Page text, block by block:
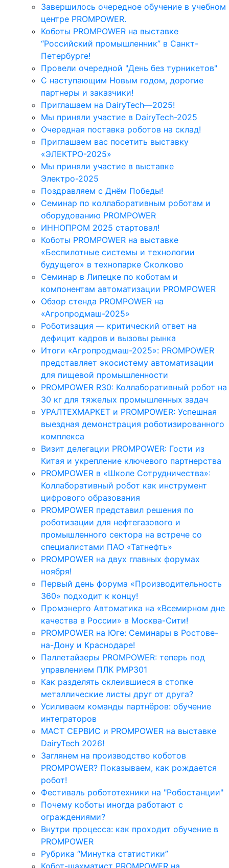
Завершилось очередное обучение в учебном
центре PROMPOWER.
Коботы PROMPOWER на выставке
“Российский промышленник” в Санкт-
Петербурге!
Провели очередной "День без турникетов"
С наступающим Новым годом, дорогие
партнеры и заказчики!
Приглашаем на DairyTech—2025!
Мы приняли участие в DairyTech-2025
Очередная поставка роботов на склад!
Приглашаем вас посетить выставку
«ЭЛЕКТРО-2025»
Мы приняли участие в выставке
Электро-2025
Поздравляем с Днём Победы!
Семинар по коллаборативным роботам и
оборудованию PROMPOWER
ИННОПРОМ 2025 стартовал!
Коботы PROMPOWER на выставке
«Беспилотные системы и технологии
будущего» в технопарке Сколково
Семинар в Липецке по коботам и
компонентам автоматизации PROMPOWER
Обзор стенда PROMPOWER на
«Агропродмаш-2025»
Роботизация — критический ответ на
дефицит кадров и вызовы рынка
Итоги «Агропродмаш-2025»: PROMPOWER
представляет экосистему автоматизации
для пищевой промышленности
PROMPOWER R30: Коллаборативный робот на
30 кг для тяжелых промышленных задач
УРАЛТЕХМАРКЕТ и PROMPOWER: Успешная
выездная демонстрация роботизированного
комплекса
Визит делегации PROMPOWER: Гости из
Китая и укрепление ключевого партнерства
PROMPOWER в «Школе Сотрудничества»:
Коллаборативный робот как инструмент
цифрового образования
PROMPOWER представил решения по
роботизации для нефтегазового и
промышленного сектора на встрече со
специалистами ПАО «Татнефть»
PROMPOWER на двух главных форумах
ноября!
Первый день форума «Производительность
360» подходит к концу!
Промэнерго Автоматика на «Всемирном дне
качества в России» в Москва-Сити!
PROMPOWER на Юге: Семинары в Ростове-
на-Дону и Краснодаре!
Паллетайзеры PROMPOWER: теперь под
управлением ПЛК PMP301
Как разделять склеившиеся в стопке
металлические листы друг от друга?
Усиливаем команды партнёров: обучение
интеграторов
МАСТ СЕРВИС и PROMPOWER на выставке
DairyTech 2026!
Заглянем на производство коботов
PROMPOWER? Показываем, как рождается
робот!
Фестиваль робототехники на "Робостанции"
Почему коботы иногда работают с
ограждениями?
Внутри процесса: как проходит обучение в
PROMPOWER
Рубрика “Минутка статистики”
Кобот-шахматист PROMPOWER на